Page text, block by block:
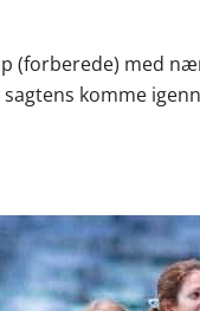
(forberede) med
komme